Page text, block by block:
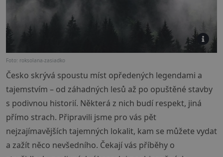
Foto: roksolana-zasiadko
Česko skrývá spoustu míst opředených legendami a
tajemstvím – od záhadných lesů až po opuštěné stavby
s podivnou historií. Některá z nich budí respekt, jiná
přímo strach. Připravili jsme pro vás pět
nejzajímavějších tajemných lokalit, kam se můžete vydat
a zažít něco nevšedního. Čekají vás příběhy o